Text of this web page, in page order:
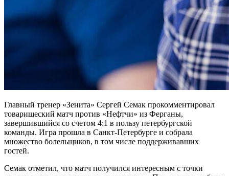
Главный тренер «Зенита» Сергей Семак прокомментировал
товарищеский матч против «Нефтчи» из Ферганы,
завершившийся со счетом 4:1 в пользу петербургской
команды. Игра прошла в Санкт-Петербурге и собрала
множество болельщиков, в том числе поддерживавших
гостей.
Семак отметил, что матч получился интересным с точки